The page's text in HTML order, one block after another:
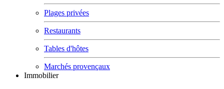
Plages privées
Restaurants
Tables d'hôtes
Marchés provençaux
Immobilier